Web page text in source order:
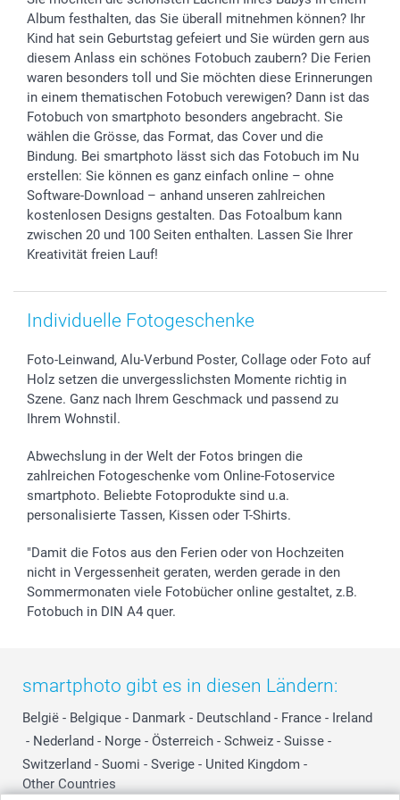
Geschenk-Gutscheine (PDF)
Partnerprogramme
Investor Relations
B2B smartbusiness
Widerrufsrecht
Hochzeit
Geburtstag
Geburt
Zu allen Anlässen
72h Lieferung
Zahlungsmöglichkeiten
Sitemap
Status der Bestellung
smartfriends
smartgarantie
smartbonus
Album festhalten, das Sie überall mitnehmen können? Ihr
Kind hat sein Geburtstag gefeiert und Sie würden gern aus
diesem Anlass ein schönes Fotobuch zaubern? Die Ferien
waren besonders toll und Sie möchten diese Erinnerungen
in einem thematischen Fotobuch verewigen? Dann ist das
Fotobuch von smartphoto besonders angebracht. Sie
wählen die Grösse, das Format, das Cover und die
Bindung. Bei smartphoto lässt sich das Fotobuch im Nu
erstellen: Sie können es ganz einfach online – ohne
Software-Download – anhand unseren zahlreichen
kostenlosen Designs gestalten. Das Fotoalbum kann
zwischen 20 und 100 Seiten enthalten. Lassen Sie Ihrer
Kreativität freien Lauf!
Individuelle Fotogeschenke
Foto-Leinwand, Alu-Verbund Poster, Collage oder Foto auf
Holz setzen die unvergesslichsten Momente richtig in
Szene. Ganz nach Ihrem Geschmack und passend zu
Ihrem Wohnstil.
Abwechslung in der Welt der Fotos bringen die
zahlreichen Fotogeschenke vom Online-Fotoservice
smartphoto. Beliebte Fotoprodukte sind u.a.
personalisierte Tassen, Kissen oder T-Shirts.
"Damit die Fotos aus den Ferien oder von Hochzeiten
nicht in Vergessenheit geraten, werden gerade in den
Sommermonaten viele Fotobücher online gestaltet, z.B.
Fotobuch in DIN A4 quer.
smartphoto gibt es in diesen Ländern:
België - Belgique - Danmark - Deutschland - France - Ireland
- Nederland - Norge - Österreich - Schweiz - Suisse -
Switzerland - Suomi - Sverige - United Kingdom -
Other Countries